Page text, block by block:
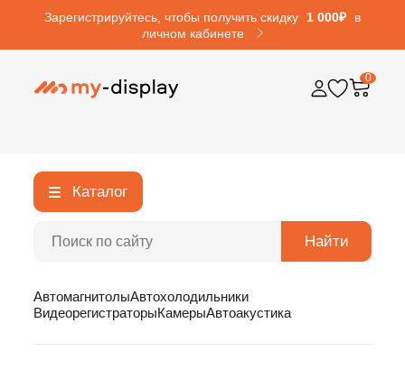
Зарегистрируйтесь, чтобы получить скидку 1 000₽
в
личном кабинете
0
Каталог
Найти
АвтомагнитолыАвтохолодильники
ВидеорегистраторыКамерыАвтоакустика